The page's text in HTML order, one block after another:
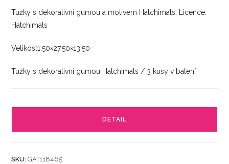
Tužky s dekorativní gumou a motivem Hatchimals. Licence:
Hatchimals
Velikost1.50×27.50×13.50
Tužky s dekorativní gumou Hatchimals / 3 kusy v balení
DETAIL
SKU:GAT118465